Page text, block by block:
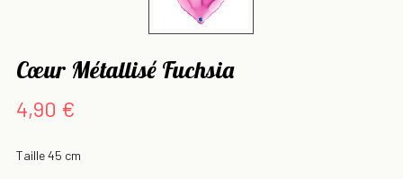
Cœur Métallisé Fuchsia
4,90 €
Taille 45 cm